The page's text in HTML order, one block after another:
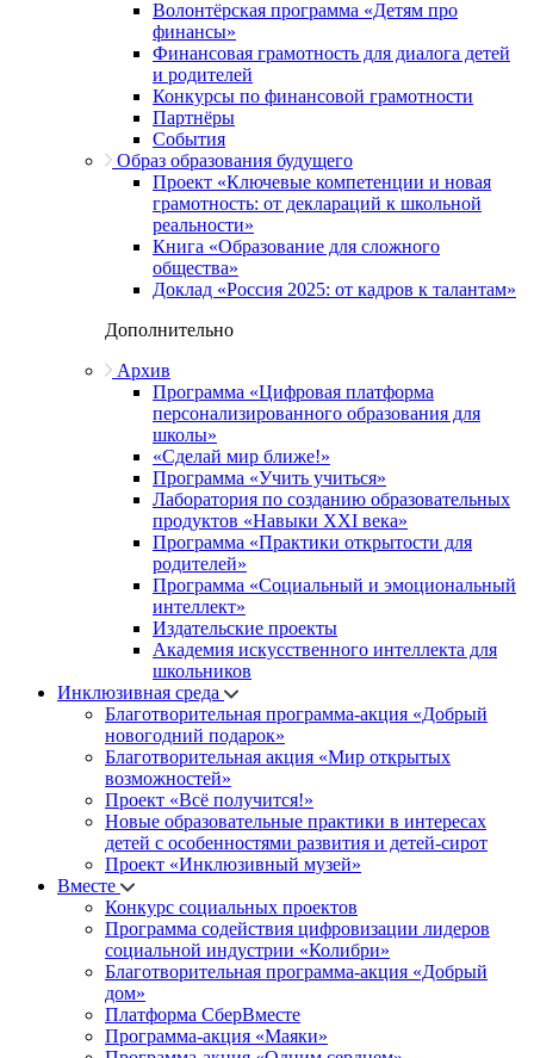
Волонтёрская программа «Детям про
финансы»
Финансовая грамотность для диалога детей
и родителей
Конкурсы по финансовой грамотности
Партнёры
События
Образ образования будущего
Проект «Ключевые компетенции и новая
грамотность: от деклараций к школьной
реальности»
Книга «Образование для сложного
общества»
Доклад «Россия 2025: от кадров к талантам»
Дополнительно
Архив
Программа «Цифровая платформа
персонализированного образования для
школы»
«Сделай мир ближе!»
Программа «Учить учиться»
Лаборатория по созданию образовательных
продуктов «Навыки XXI века»
Программа «Практики открытости для
родителей»
Программа «Социальный и эмоциональный
интеллект»
Издательские проекты
Академия искусственного интеллекта для
школьников
Инклюзивная среда
Благотворительная программа-акция «Добрый
новогодний подарок»
Благотворительная акция «Мир открытых
возможностей»
Проект «Всё получится!»
Новые образовательные практики в интересах
детей с особенностями развития и детей-сирот
Проект «Инклюзивный музей»
Вместе
Конкурс социальных проектов
Программа содействия цифровизации лидеров
социальной индустрии «Колибри»
Благотворительная программа-акция «Добрый
дом»
Платформа СберВместе
Программа-акция «Маяки»